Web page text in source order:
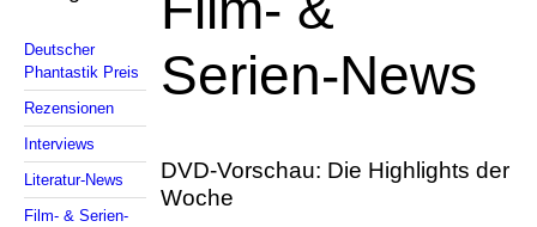
Deutscher
Phantastik Preis
Rezensionen
Interviews
Literatur-News
Film- & Serien-
Serien-News
DVD-Vorschau: Die Highlights der
Woche